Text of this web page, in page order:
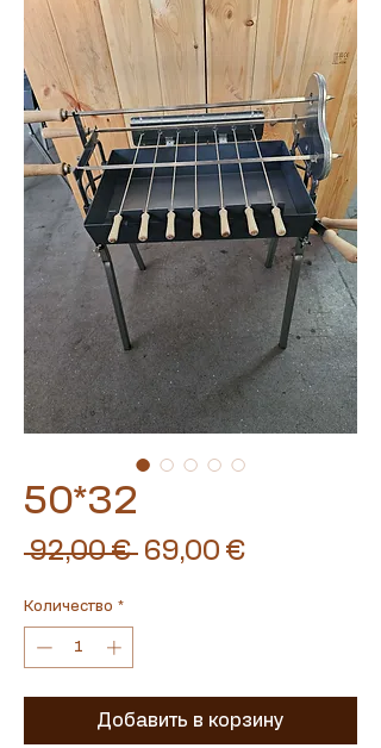
50*32
92,00 € Обычная
69,00 €
Количество *
Добавить в корзину